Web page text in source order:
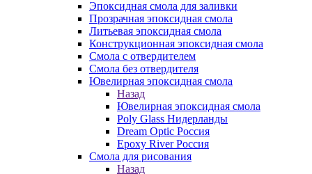
Эпоксидная смола для заливки
Прозрачная эпоксидная смола
Литьевая эпоксидная смола
Конструкционная эпоксидная смола
Смола с отвердителем
Смола без отвердителя
Ювелирная эпоксидная смола
Назад
Ювелирная эпоксидная смола
Poly Glass Нидерланды
Dream Optic Россия
Epoxy River Россия
Смола для рисования
Назад